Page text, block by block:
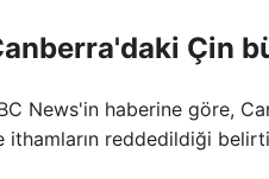
Çin
News'in haberine göre,
ithamların reddedildiği